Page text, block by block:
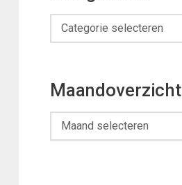
Categorieën
Maandoverzicht
Maandoverzicht